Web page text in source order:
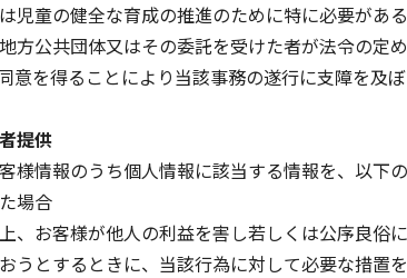
児童の健全な育成の推進のために特に必要があ
方公共団体又はその委託を受けた者が法令の定
意を得ることにより当該事務の遂行に支障を及
提供
様情報のうち個人情報に該当する情報を、以下
場合
、お客様が他人の利益を害し若しくは公序良俗
うとするときに、当該行為に対して必要な措置